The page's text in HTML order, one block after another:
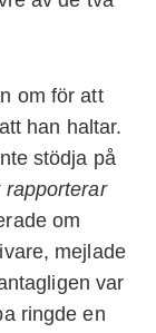
om för att
han haltar.
stödja på
rapporterar
om
mejlade
var
ringde en